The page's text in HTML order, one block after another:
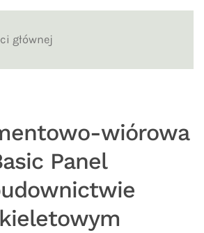
głównej
wiórowa
Panel